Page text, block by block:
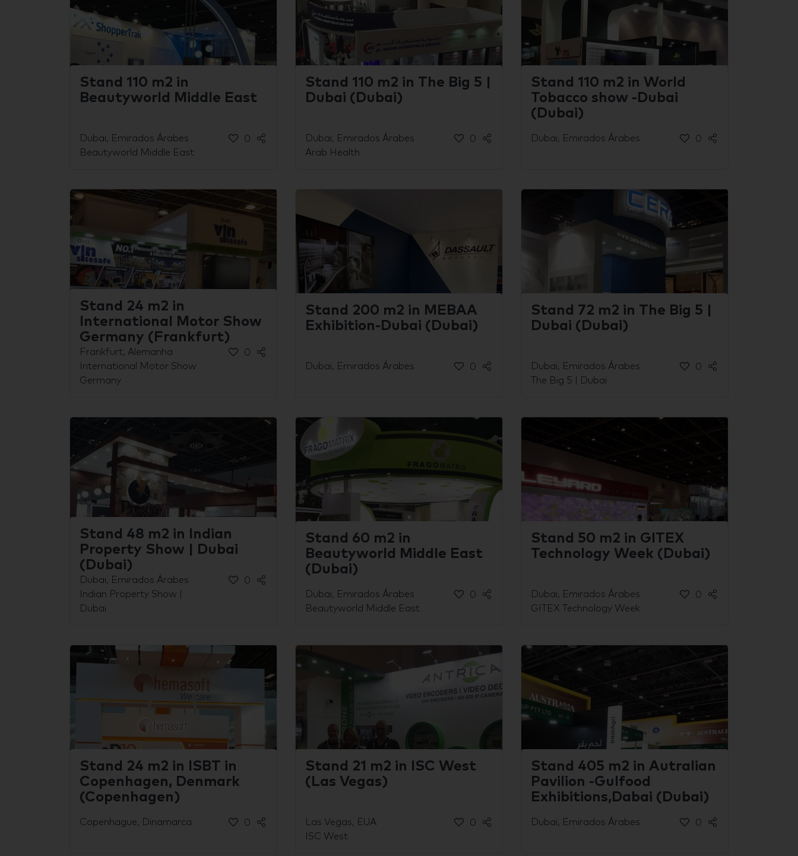
Stand 110 m2 in
Beautyworld Middle East
Dubai, Emirados Árabes
Beautyworld Middle East
0
Stand 110 m2 in The Big 5 |
Dubai (Dubai)
Dubai, Emirados Árabes
Arab Health
0
Stand 110 m2 in World
Tobacco show -Dubai
(Dubai)
Dubai, Emirados Árabes 0
Stand 24 m2 in
International Motor Show
Germany (Frankfurt)
Frankfurt, Alemanha
International Motor Show
Germany
0
Stand 200 m2 in MEBAA
Exhibition-Dubai (Dubai)
Dubai, Emirados Árabes 0
Stand 72 m2 in The Big 5 |
Dubai (Dubai)
Dubai, Emirados Árabes
The Big 5 | Dubai
0
Stand 48 m2 in Indian
Property Show | Dubai
(Dubai)
Dubai, Emirados Árabes
Indian Property Show |
Dubai
0
Stand 60 m2 in
Beautyworld Middle East
(Dubai)
Dubai, Emirados Árabes
Beautyworld Middle East
0
Stand 50 m2 in GITEX
Technology Week (Dubai)
Dubai, Emirados Árabes
GITEX Technology Week
0
Stand 24 m2 in ISBT in
Copenhagen, Denmark
(Copenhagen)
Copenhague, Dinamarca 0
Stand 21 m2 in ISC West
(Las Vegas)
Las Vegas, EUA
ISC West
0
Stand 405 m2 in Autralian
Pavilion -Gulfood
Exhibitions,Dabai (Dubai)
Dubai, Emirados Árabes 0